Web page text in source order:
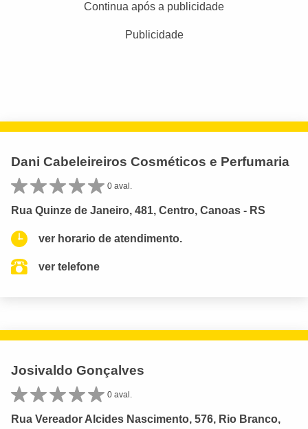
Continua após a publicidade
Publicidade
Dani Cabeleireiros Cosméticos e Perfumaria
0 aval.
Rua Quinze de Janeiro, 481, Centro, Canoas - RS
ver horario de atendimento.
ver telefone
Josivaldo Gonçalves
0 aval.
Rua Vereador Alcides Nascimento, 576, Rio Branco,